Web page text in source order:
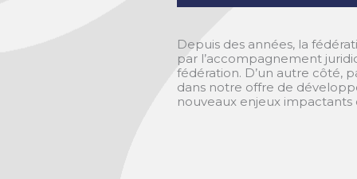
Depuis des années, la
par l’accompagnement
fédération. D’un autre côté,
dans notre offre de
nouveaux enjeux